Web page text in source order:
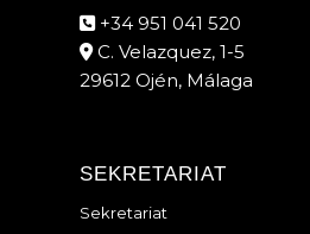
+34 951 041 520
C. Velazquez, 1-5
29612 Ojén, Málaga
SEKRETARIAT
Sekretariat